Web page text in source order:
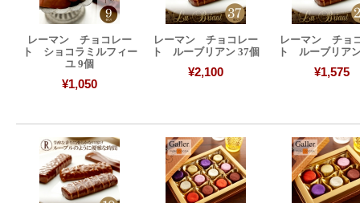
レーマン チョコレー
ト ショコラミルフィー
ユ 9個
¥1,050
レーマン チョコレー
ト ルーブリアン 37個
¥2,100
レーマン チョ
ト ルーブリア
¥1,575